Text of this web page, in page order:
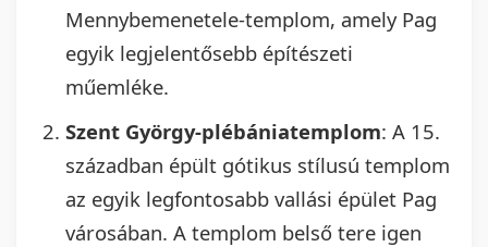
Mennybemenetele-templom, amely Pag
egyik legjelentősebb építészeti
műemléke.
Szent György-plébániatemplom: A 15.
században épült gótikus stílusú templom
az egyik legfontosabb vallási épület Pag
városában. A templom belső tere igen